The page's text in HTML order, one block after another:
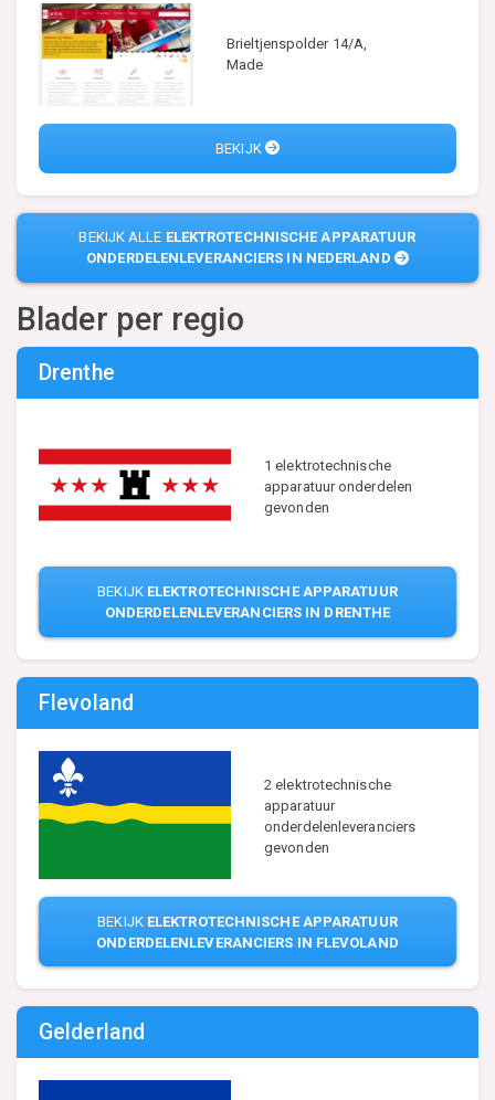
Brieltjenspolder 14/A,
Made
BEKIJK
BEKIJK ALLE ELEKTROTECHNISCHE APPARATUUR
ONDERDELENLEVERANCIERS IN NEDERLAND
Blader per regio
Drenthe
1 elektrotechnische
apparatuur onderdelen
gevonden
BEKIJK ELEKTROTECHNISCHE APPARATUUR
ONDERDELENLEVERANCIERS IN DRENTHE
Flevoland
2 elektrotechnische
apparatuur
onderdelenleveranciers
gevonden
BEKIJK ELEKTROTECHNISCHE APPARATUUR
ONDERDELENLEVERANCIERS IN FLEVOLAND
Gelderland